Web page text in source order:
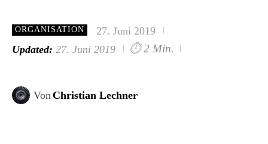
ORGANISATION
27. Juni 2019
Updated: 27. Juni 2019 ⏱ 2 Min.
VonChristian Lechner